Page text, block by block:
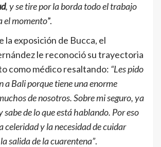
, y se tire por la borda todo el trabajo
el momento”.
la exposición de Bucca, el
le reconoció su trayectoria
como médico resaltando: “Les pido
a Bali porque tiene una enorme
de nosotros. Sobre mi seguro, ya
sabe de lo que está hablando. Por eso
celeridad y la necesidad de cuidar
salida de la cuarentena”.